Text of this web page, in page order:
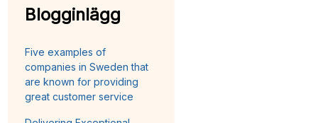
Blogginlägg
Five examples of
companies in Sweden that
are known for providing
great customer service